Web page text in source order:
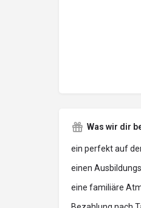
Was wir dir
ein perfekt auf
einen
eine familiäre